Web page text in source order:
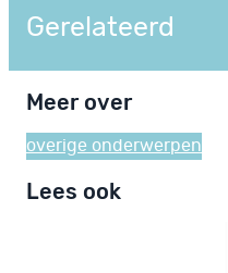
Gerelateerd
Meer over
overige onderwerpen
Lees ook